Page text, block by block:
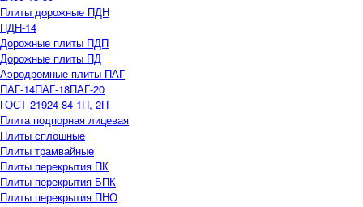
Плиты дорожные ПДН
ПДН-14
Дорожные плиты ПДП
Дорожные плиты ПД
Аэродромные плиты ПАГ
ПАГ-14ПАГ-18ПАГ-20
ГОСТ 21924-84 1П, 2П
Плита подпорная лицевая
Плиты сплошные
Плиты трамвайные
Плиты перекрытия ПК
Плиты перекрытия БПК
Плиты перекрытия ПНО